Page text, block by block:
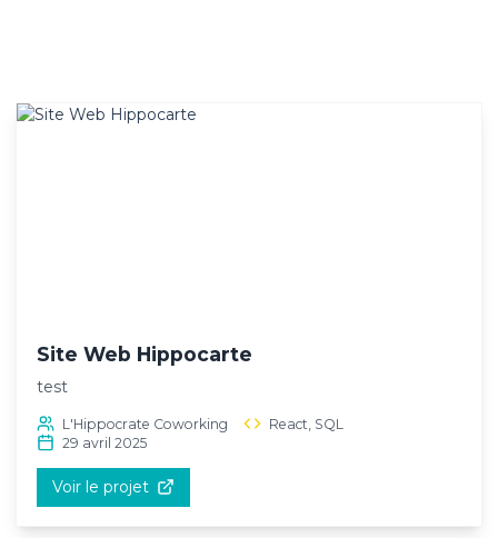
Site Web Hippocarte
test
L'Hippocrate Coworking
React, SQL
29 avril 2025
Voir le projet